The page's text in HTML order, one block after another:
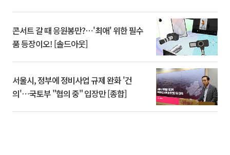
콘서트 갈 때 응원봉만?⋯'최애' 위한 필수
품 등장이오! [솔드아웃]
서울시, 정부에 정비사업 규제 완화 '건
의'⋯국토부 "협의 중" 입장만 [종합]